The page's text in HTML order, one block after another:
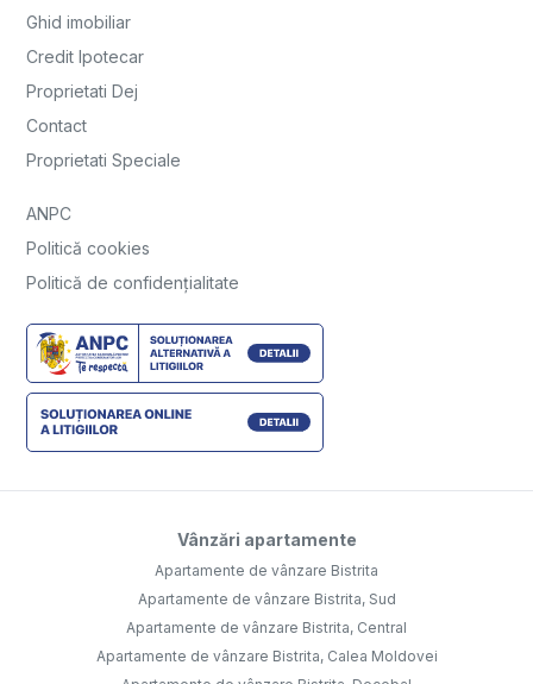
Ghid imobiliar
Credit Ipotecar
Proprietati Dej
Contact
Proprietati Speciale
ANPC
Politică cookies
Politică de confidențialitate
Vânzări apartamente
Apartamente de vânzare Bistrita
Apartamente de vânzare Bistrita, Sud
Apartamente de vânzare Bistrita, Central
Apartamente de vânzare Bistrita, Calea Moldovei